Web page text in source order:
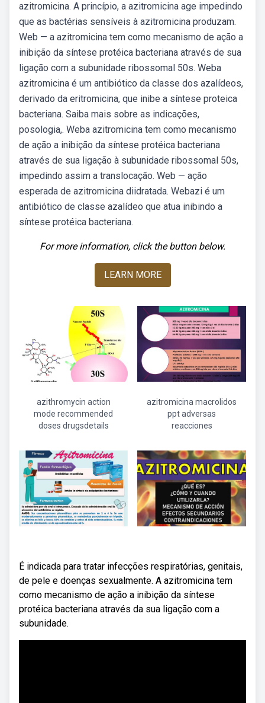
azitromicina. A princípio, a azitromicina age impedindo
que as bactérias sensíveis à azitromicina produzam.
Web — a azitromicina tem como mecanismo de ação a
inibição da síntese protéica bacteriana através de sua
ligação com a subunidade ribossomal 50s. Weba
azitromicina é um antibiótico da classe dos azalídeos,
derivado da eritromicina, que inibe a síntese proteica
bacteriana. Saiba mais sobre as indicações,
posologia,. Weba azitromicina tem como mecanismo
de ação a inibição da síntese protéica bacteriana
através de sua ligação à subunidade ribossomal 50s,
impedindo assim a translocação. Web — ação
esperada de azitromicina diidratada. Webazi é um
antibiótico de classe azalídeo que atua inibindo a
síntese protéica bacteriana.
For more information, click the button below.
LEARN MORE
azithromycin action
mode recommended
doses drugsdetails
azitromicina macrolidos
ppt adversas
reacciones
É indicada para tratar infecções respiratórias, genitais,
de pele e doenças sexualmente. A azitromicina tem
como mecanismo de ação a inibição da síntese
protéica bacteriana através da sua ligação com a
subunidade.